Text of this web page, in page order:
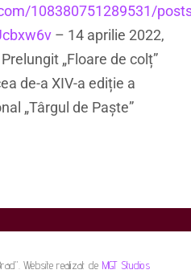
108380751289531/
– 14 aprilie 2022,
„Floare de colț”
de-a XIV-a ediție a
„Târgul de Paște”
Website realizat de MGT Studios